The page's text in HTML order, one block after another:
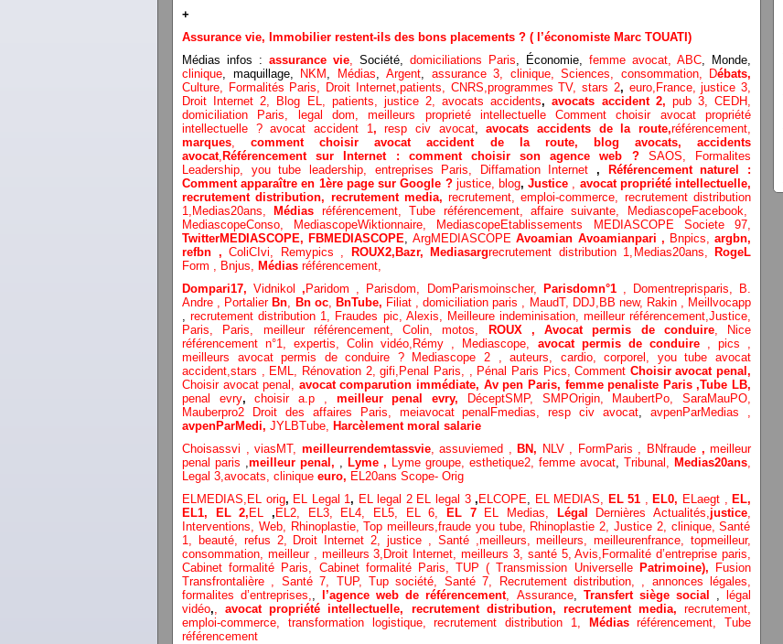
+
Assurance vie, Immobilier restent-ils des bons placements ? ( l’économiste Marc TOUATI)
Médias infos : assurance vie, Société, domiciliations Paris, Économie, femme avocat, ABC, Monde,
clinique, maquillage, NKM , Médias, Argent, assurance 3, clinique, Sciences, consommation, Débats,
Culture, Formalités Paris, Droit Internet,patients, CNRS,programmes TV,stars 2, euro, France,justice 3,
Droit Internet 2, Blog EL, patients, justice 2,avocats accidents,avocats accident 2, pub 3, CEDH,
domiciliation Paris,
legal dom,meilleurs proprieté intellectuelleComment choisir avocat propriété
intellectuelle ?avocat accident 1,resp civ avocat,avocats accidents de la route,référencement,
marques,comment choisir avocat accident de la route, blog avocats, accidents
avocat, Référencement sur Internet : comment choisir son agence web ? SAOS,
Formalites
Leadership, you tube leadership, entreprises Paris, Diffamation Internet,
Référencement naturel :
Comment apparaître en 1ère page sur Google ? justice, blog,Justice , avocat propriété intellectuelle,
recrutement distribution, recrutement media,recrutement,emploi-commerce, recrutement distribution
1, Medias20ans, Médias référencement,Tube référencement, affaire suivante,
MediascopeFacebook,
MediascopeConso,
MediascopeWiktionnaire, MediascopeEtablissements
MEDIASCOPE Societe 97,
TwitterMEDIASCOPE, FBMEDIASCOPE,ArgMEDIASCOPEAvoamian Avoamianpari , Bnpics,argbn,
refbn ,ColiCIvi, Remypics , ROUX2, Bazr, Mediasargrecrutement distribution1, Medias20ans,
RogeL
Form , Bnjus, Médias référencement,
Dompari17,Vidnikol, Paridom , Parisdom, DomParismoinscher, Parisdomn°1 , Domentreprisparis,
B.
Andre , Portalier Bn, Bn oc, BnTube, Filiat,domiciliation paris , MaudT, DDJ, BB new, Rakin , Meillvocapp
,recrutement distribution 1, Fraudes pic, Alexis, Meilleure indeminisation, meilleur référencement,Justice,
Paris,
Paris, meilleur référencement, Colin,motos, ROUX , Avocat permis de conduire,
Nice
référencement n°1,expertis,Colin vidéo, Rémy , Mediascope, avocat permis de conduire, pics ,
meilleurs avocat permis de conduire ?
Mediascope 2 ,auteurs, cardio,corpore l, you tube avocat
accident,stars , EML, Rénovation 2, gifi, Penal Paris, , Pénal Paris Pics,Comment Choisir avocat penal,
Choisir avocat penal, avocat comparution immédiate, Av pen Paris, femme penaliste Paris,Tube LB,
penal evry,choisir a.p , meilleur penal evry, DéceptSMP, SMPOrigin, MaubertPo,SaraMauPO,
Mauberpro2
Droit des affaires Paris, meiavocat penalFmedias,resp civ avocat,avpenParMedias ,
avpenParMedi, JYLBTube, Harcèlement moral salarie
Choisassvi ,viasMT, meilleurrendemtassvie,assuviemed , BN, NLV , FormParis , BNfraude ,meilleur
penal paris ,meilleur penal, , Lyme , Lyme groupe, esthetique2, femme avocat, Tribunal, Medias20ans,
Legal 3,avocats, clinique euro, EL20ans Scope- Orig
ELMEDIAS, EL orig, EL Legal 1, EL legal 2 EL legal 3, ELCOPE, EL MEDIAS, EL 51 , EL0, ELaegt , EL,
EL1,
EL 2, EL , EL2, EL3, EL4, EL5, EL 6, EL 7 EL Medias, Légal DernièresActualités,justice,
Interventions, Web, Rhinoplastie,Top meilleurs,fraude you tube, Rhinoplastie 2, Justice 2, clinique,Santé
1, beauté, refus 2, Droit Internet 2, justice, Santé ,meilleurs,meilleurs,meilleurenfrance,topmeilleur,
consommation, meilleur , meilleurs 3, Droit Internet,meilleurs 3, santé 5,Avis, Formalité d’entreprise paris,
Cabinet formalité Paris, Cabinet formalité Paris,TUP ( Transmission Universelle Patrimoine),
Fusion
Transfrontalière , Santé 7, TUP, Tup société, Santé 7, Recrutement distribution, , annonces légales,
formalites d’entreprises,, l’agence web de référencement, Assurance, Transfert siège social ,
légal
vidéo,,avocat propriété intellectuelle, recrutement distribution, recrutement media, recrutement,
emploi-commerce, transformation logistique,recrutement distribution 1, Médiasréférencement, Tube
référencement